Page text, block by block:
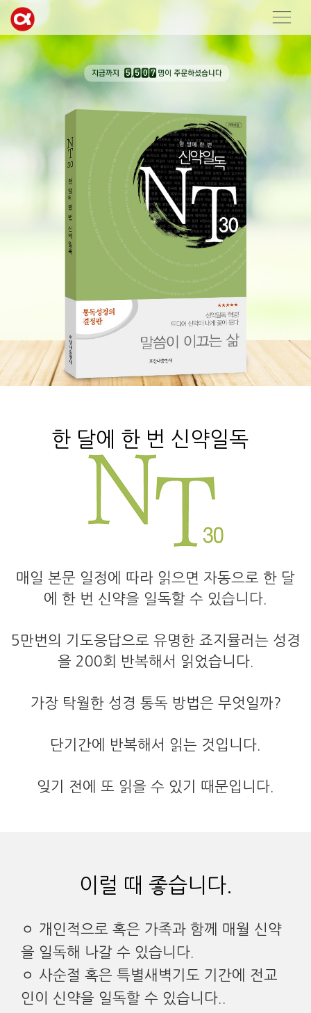
한 달에 한 번 신약일독
매일 본문 일정에 따라 읽으면 자동으로 한 달
에 한 번 신약을 일독할 수 있습니다.
5만번의 기도응답으로 유명한 죠지뮬러는 성경
을 200회 반복해서 읽었습니다.
가장 탁월한 성경 통독 방법은 무엇일까?
단기간에 반복해서 읽는 것입니다.
잊기 전에 또 읽을 수 있기 때문입니다.
이럴 때 좋습니다.
ㅇ 개인적으로 혹은 가족과 함께 매월 신약
을 일독해 나갈 수 있습니다.
ㅇ 사순절 혹은 특별새벽기도 기간에 전교
인이 신약을 일독할 수 있습니다..